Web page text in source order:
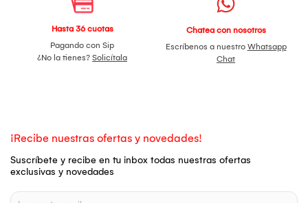
Hasta 36 cuotas
Pagando con Sip
¿No la tienes? Solicítala
Chatea con nosotros
Escríbenos a nuestro Whatsapp
Chat
¡Recibe nuestras ofertas y novedades!
Suscríbete y recibe en tu inbox todas nuestras ofertas
exclusivas y novedades